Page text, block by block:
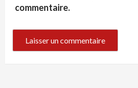
commentaire.